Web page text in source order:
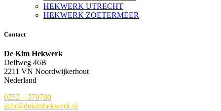
HEKWERK UTRECHT
HEKWERK ZOETERMEER
Contact
De Kim Hekwerk
Delfweg 46B
2211 VN Noordwijkerhout
Nederland
0252 – 370780
info@dekimhekwerk.nl